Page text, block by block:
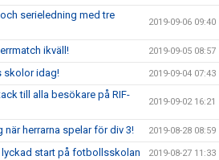
serieledning med tre
2019-09-06 09:40
ikväll! 2019-09-05 08:57
skolor idag! 2019-09-04 07:43
till alla besökare på RIF-
2019-09-02 16:21
herrarna spelar för div 3! 2019-08-28 08:59
start på fotbollsskolan 2019-08-27 11:33